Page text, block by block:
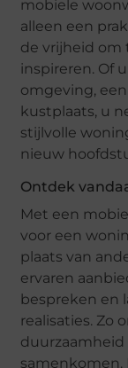
mobiele
alleen een
de vrijheid om
inspireren. Of
omgeving,
kustplaats, u
stijlvolle
nieuw
Ontdek
Met een
voor een
plaats van
ervaren
bespreken en
realisaties. Zo
samenkomen.